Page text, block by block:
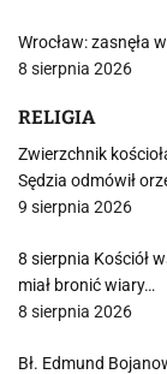
Wrocław: zasnęła
8 sierpnia 2026
RELIGIA
Zwierzchnik
Sędzia odmówił
9 sierpnia 2026
8 sierpnia Kościół
miał bronić wiary…
8 sierpnia 2026
Bł. Edmund